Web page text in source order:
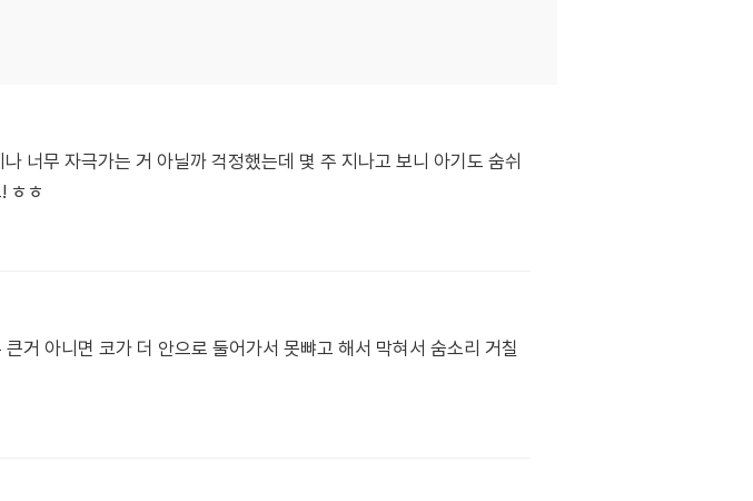
너무 자극가는 거 아닐까 걱정했는데 몇 주 지나고 보니 아기도 숨쉬
ㅎㅎ
거 아니면 코가 더 안으로 둘어가서 못뺘고 해서 막혀서 숨소리 거칠